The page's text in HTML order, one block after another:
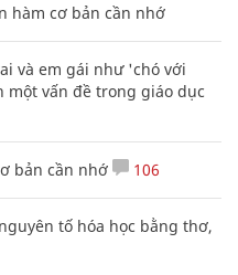
hàm cơ bản cần nhớ
và em gái như 'chó với
vấn đề trong giáo dục
bản cần nhớ 106
tố hóa học bằng thơ,